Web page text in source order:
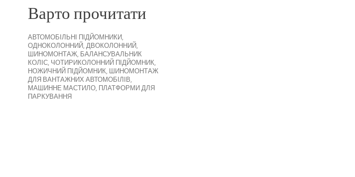
Варто прочитати
АВТОМОБІЛЬНІ ПІДЙОМНИКИ,
ОДНОКОЛОННИЙ, ДВОКОЛОННИЙ,
ШИНОМОНТАЖ, БАЛАНСУВАЛЬНИК
КОЛІС, ЧОТИРИКОЛОННИЙ ПІДЙОМНИК,
НОЖИЧНИЙ ПІДЙОМНИК, ШИНОМОНТАЖ
ДЛЯ ВАНТАЖНИХ АВТОМОБІЛІВ,
МАШИННЕ МАСТИЛО, ПЛАТФОРМИ ДЛЯ
ПАРКУВАННЯ